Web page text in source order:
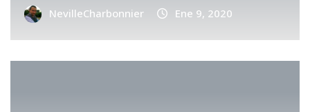
NevilleCharbonnier Ene 9, 2020